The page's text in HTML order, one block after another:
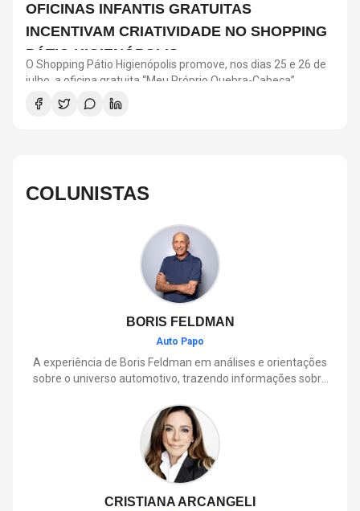
OFICINAS INFANTIS GRATUITAS
INCENTIVAM CRIATIVIDADE NO SHOPPING
PÁTIO HIGIENÓPOLIS
O Shopping Pátio Higienópolis promove, nos dias 25 e 26 de
julho, a oficina gratuita “Meu Próprio Quebra-Cabeça”,
voltada para crianças a partir de 4 anos. A atividade faz
parte da programação “Menos Telas, Mais Imaginação” e
COLUNISTAS
BORIS FELDMAN
Auto Papo
A experiência de Boris Feldman em análises e orientações
sobre o universo automotivo, trazendo informações sobre
que envolve o dia a dia dos motoristas.
CRISTIANA ARCANGELI